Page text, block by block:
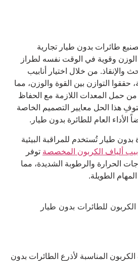
طائرات بدون طيار تجارية
وقوية في الوقت نفسه لطراز
والإنقاذ. من خلال اختيار أنابيب
حققوا التوازن بين القوة والوزن، مما
حمل المعدات اللازمة مع الحفاظ
هذا الحل معايير التصميم الخاصة
العام للطائرة بدون طيار.
طيار تُستخدم للمراقبة البيئية
ألياف الكربون المخصصة توفر
الحرارة والرطوبة الشديدة، مما
الطويلة.
الكربون المناسبة لأذرع الطائرات بدون